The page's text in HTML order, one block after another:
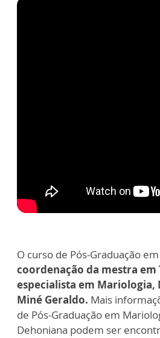
O curso de Pós-Graduação
coordenação da mestra em
especialista em Mariologia,
Miné Geraldo. Mais
de Pós-Graduação em
Dehoniana podem ser